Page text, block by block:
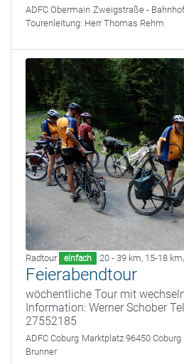
ADFC Obermain Zweigstraße -
Tourenleitung: Herr Thomas Rehm
Radtour einfach 20 - 39 km, 15-18
Feierabendtour
wöchentliche Tour mit
Information: Werner Schober
27552185
ADFC Coburg Marktplatz 96450 Coburg
Brunner